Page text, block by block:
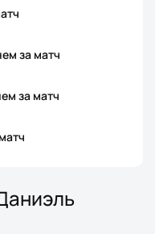
за матч
за матч